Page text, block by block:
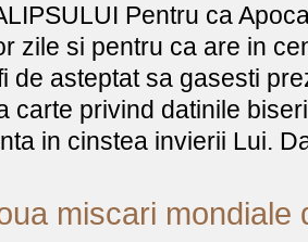
Pentru ca
zile si pentru ca are in
de asteptat sa gasesti
carte privind datinile
in cinstea invierii Lui.
miscari mondiale